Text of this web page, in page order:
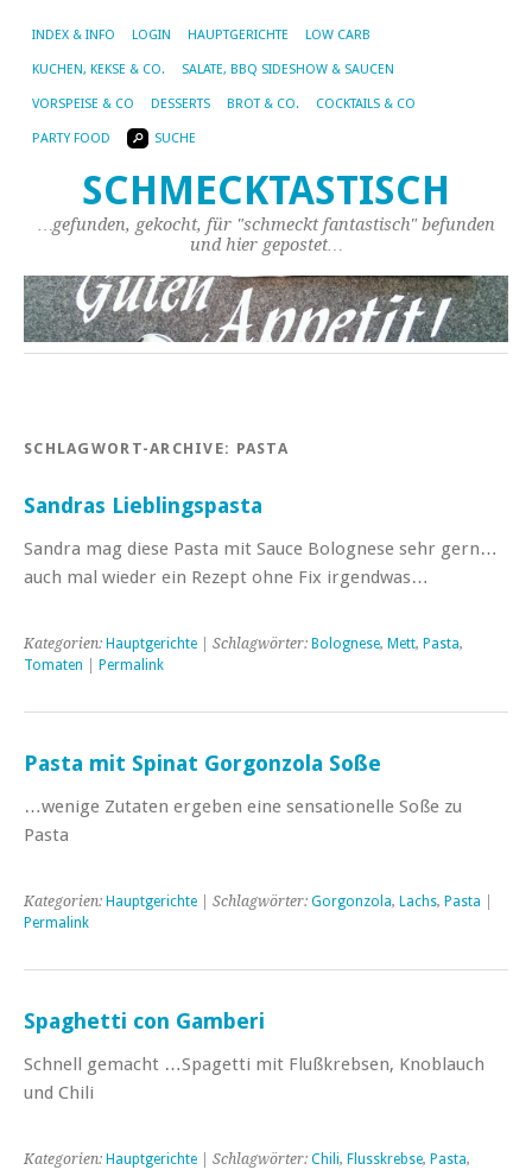
INDEX & INFO LOGIN HAUPTGERICHTE LOW CARB
KUCHEN, KEKSE & CO. SALATE, BBQ SIDESHOW & SAUCEN
VORSPEISE & CO DESSERTS BROT & CO. COCKTAILS & CO
PARTY FOOD SUCHE
SCHMECKTASTISCH
…gefunden, gekocht, für "schmeckt fantastisch" befunden
und hier gepostet…
SCHLAGWORT-ARCHIVE: PASTA
Sandras Lieblingspasta
Sandra mag diese Pasta mit Sauce Bolognese sehr gern…
auch mal wieder ein Rezept ohne Fix irgendwas…
Kategorien: Hauptgerichte | Schlagwörter: Bolognese, Mett, Pasta,
Tomaten
Permalink
Pasta mit Spinat Gorgonzola Soße
…wenige Zutaten ergeben eine sensationelle Soße zu
Pasta
Kategorien: Hauptgerichte | Schlagwörter: Gorgonzola, Lachs, Pasta
Permalink
Spaghetti con Gamberi
Schnell gemacht …Spagetti mit Flußkrebsen, Knoblauch
und Chili
Kategorien: Hauptgerichte | Schlagwörter: Chili, Flusskrebse, Pasta,